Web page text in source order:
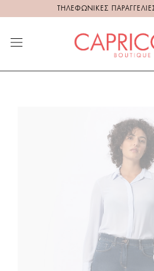
ΤΗΛΕΦΩΝΙΚΕΣ